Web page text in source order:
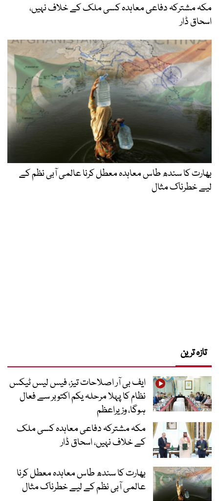
مکہ مشترکہ دفاعی معاہدہ کسی ملک کے خلاف نہیں،
اسحاق ڈار
بھارت کا سندھ طاس معاہدہ معطل کرنا عالمی آبی نظم کے
لیے خطرناک مثال
تازہ ترین
ایف بی آر اصلاحات تیز، فیس لیس ٹیکس
نظام کا پہلا مرحلہ یکم اکتوبر سے فعال
ہوگا، وزیراعظم
مکہ مشترکہ دفاعی معاہدہ کسی ملک
کے خلاف نہیں، اسحاق ڈار
بھارت کا سندھ طاس معاہدہ معطل کرنا
عالمی آبی نظم کے لیے خطرناک مثال